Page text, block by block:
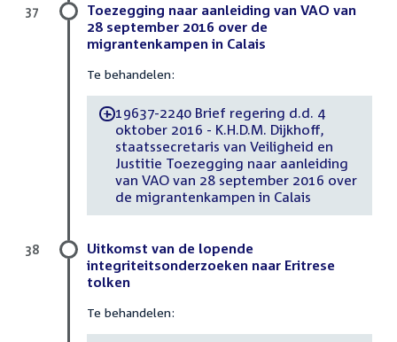
Toezegging naar aanleiding van VAO van
28 september 2016 over de
migrantenkampen in Calais
Te behandelen:
-19637-2240 Brief regering d.d. 4
oktober 2016 - K.H.D.M. Dijkhoff,
staatssecretaris van Veiligheid en
Justitie Toezegging naar aanleiding
van VAO van 28 september 2016 over
de migrantenkampen in Calais
37
Uitkomst van de lopende
integriteitsonderzoeken naar Eritrese
tolken
Te behandelen:
38